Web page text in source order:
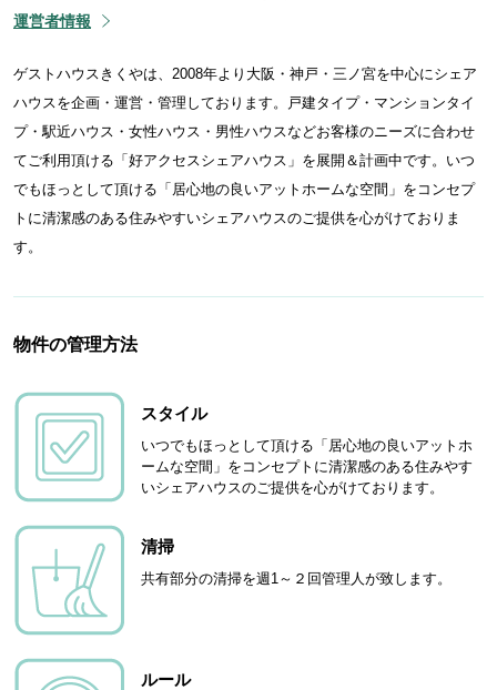
運営者情報
ゲストハウスきくやは、2008年より大阪・神戸・三ノ宮を中心にシェア
ハウスを企画・運営・管理しております。戸建タイプ・マンションタイ
プ・駅近ハウス・女性ハウス・男性ハウスなどお客様のニーズに合わせ
てご利用頂ける「好アクセスシェアハウス」を展開＆計画中です。いつ
でもほっとして頂ける「居心地の良いアットホームな空間」をコンセプ
トに清潔感のある住みやすいシェアハウスのご提供を心がけておりま
す。
物件の管理方法
スタイル
いつでもほっとして頂ける「居心地の良いアットホ
ームな空間」をコンセプトに清潔感のある住みやす
いシェアハウスのご提供を心がけております。
清掃
共有部分の清掃を週1～２回管理人が致します。
ルール